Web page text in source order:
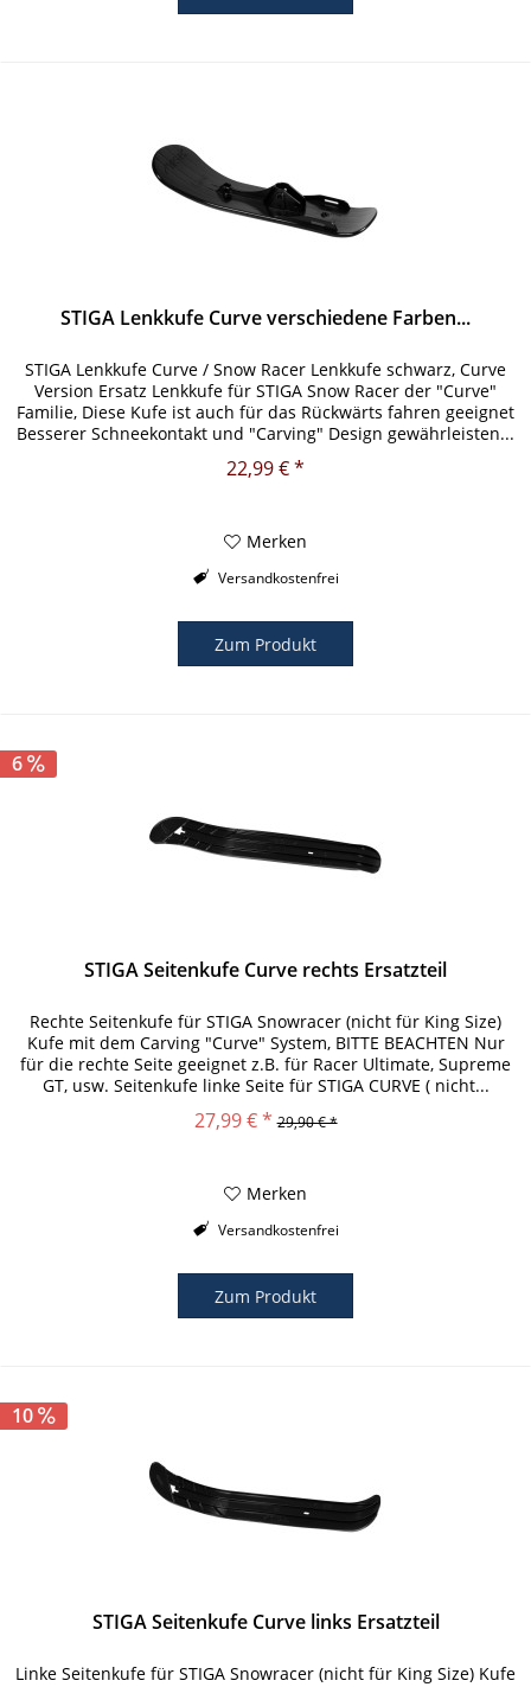
STIGA Lenkkufe Curve verschiedene Farben...
STIGA Lenkkufe Curve / Snow Racer Lenkkufe schwarz, Curve
Version Ersatz Lenkkufe für STIGA Snow Racer der "Curve"
Familie, Diese Kufe ist auch für das Rückwärts fahren geeignet
Besserer Schneekontakt und "Carving" Design gewährleisten...
22,99 € *
Merken
Versandkostenfrei
Zum Produkt
6
STIGA Seitenkufe Curve rechts Ersatzteil
Rechte Seitenkufe für STIGA Snowracer (nicht für King Size)
Kufe mit dem Carving "Curve" System, BITTE BEACHTEN Nur
für die rechte Seite geeignet z.B. für Racer Ultimate, Supreme
GT, usw. Seitenkufe linke Seite für STIGA CURVE ( nicht...
27,99 € * 29,90 € *
Merken
Versandkostenfrei
Zum Produkt
10
STIGA Seitenkufe Curve links Ersatzteil
Linke Seitenkufe für STIGA Snowracer (nicht für King Size) Kufe